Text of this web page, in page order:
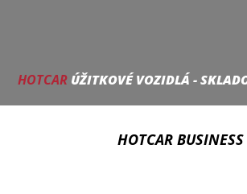
HOTCAR ÚŽITKOVÉ VOZIDLÁ -
HOTCAR BUSINESS